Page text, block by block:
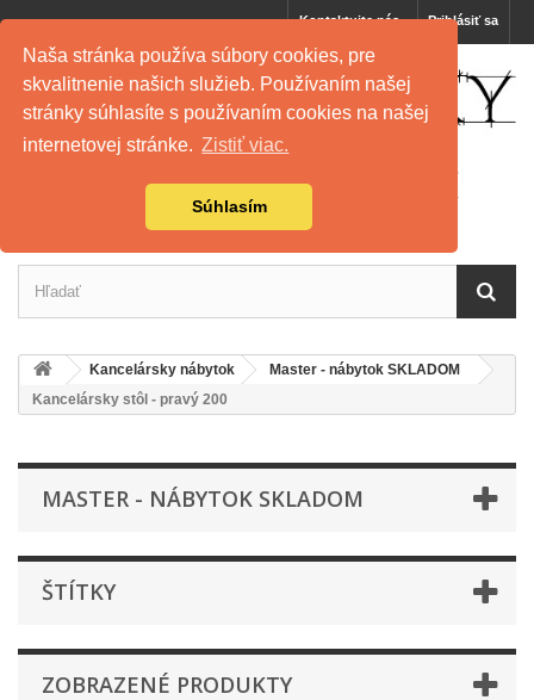
Naša stránka používa súbory cookies, pre
skvalitnenie našich služieb. Používaním našej
stránky súhlasíte s používaním cookies na našej
internetovej stránke. Zistiť viac.
Súhlasím
Prihlásiť sa
Kontaktujte nás
Kancelársky nábytok
Master - nábytok SKLADOM
Kancelársky stôl - pravý 200
MASTER - NÁBYTOK SKLADOM
ŠTÍTKY
ZOBRAZENÉ PRODUKTY